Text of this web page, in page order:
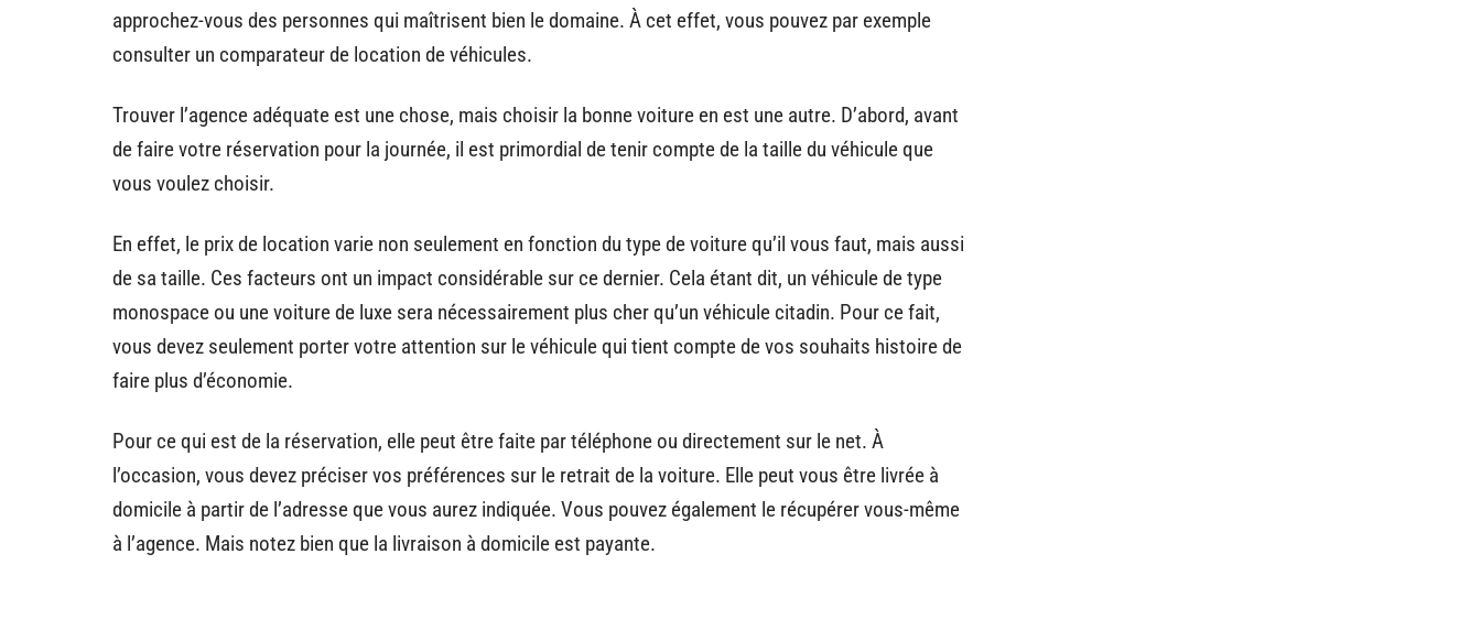
approchez-vous des personnes qui maîtrisent bien le domaine. À cet effet, vous pouvez par exemple
consulter un comparateur de location de véhicules.
Trouver l’agence adéquate est une chose, mais choisir la bonne voiture en est une autre. D’abord, avant
de faire votre réservation pour la journée, il est primordial de tenir compte de la taille du véhicule que
vous voulez choisir.
En effet, le prix de location varie non seulement en fonction du type de voiture qu’il vous faut, mais aussi
de sa taille. Ces facteurs ont un impact considérable sur ce dernier. Cela étant dit, un véhicule de type
monospace ou une voiture de luxe sera nécessairement plus cher qu’un véhicule citadin. Pour ce fait,
vous devez seulement porter votre attention sur le véhicule qui tient compte de vos souhaits histoire de
faire plus d’économie.
Pour ce qui est de la réservation, elle peut être faite par téléphone ou directement sur le net. À
l’occasion, vous devez préciser vos préférences sur le retrait de la voiture. Elle peut vous être livrée à
domicile à partir de l’adresse que vous aurez indiquée. Vous pouvez également le récupérer vous-même
à l’agence. Mais notez bien que la livraison à domicile est payante.